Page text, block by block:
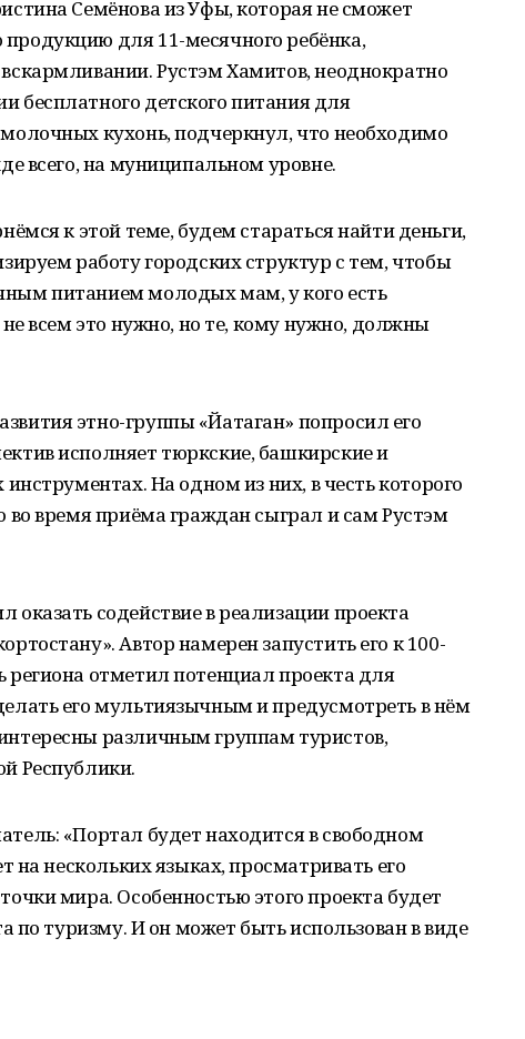
Семёнова из Уфы, которая не сможет
для 11-месячного ребёнка,
Рустэм Хамитов, неоднократно
бесплатного детского питания для
кухонь, подчеркнул, что необходимо
всего, на муниципальном уровне.
к этой теме, будем стараться найти деньги,
работу городских структур с тем, чтобы
питанием молодых мам, у кого есть
всем это нужно, но те, кому нужно, должны
этно-группы «Йатаган» попросил его
исполняет тюркские, башкирские и
инструментах. На одном из них, в честь которого
во время приёма граждан сыграл и сам Рустэм
содействие в реализации проекта
Автор намерен запустить его к 100-
отметил потенциал проекта для
его мультиязычным и предусмотреть в нём
различным группам туристов,
Республики.
«Портал будет находится в свободном
на нескольких языках, просматривать его
мира. Особенностью этого проекта будет
по туризму. И он может быть использован в виде